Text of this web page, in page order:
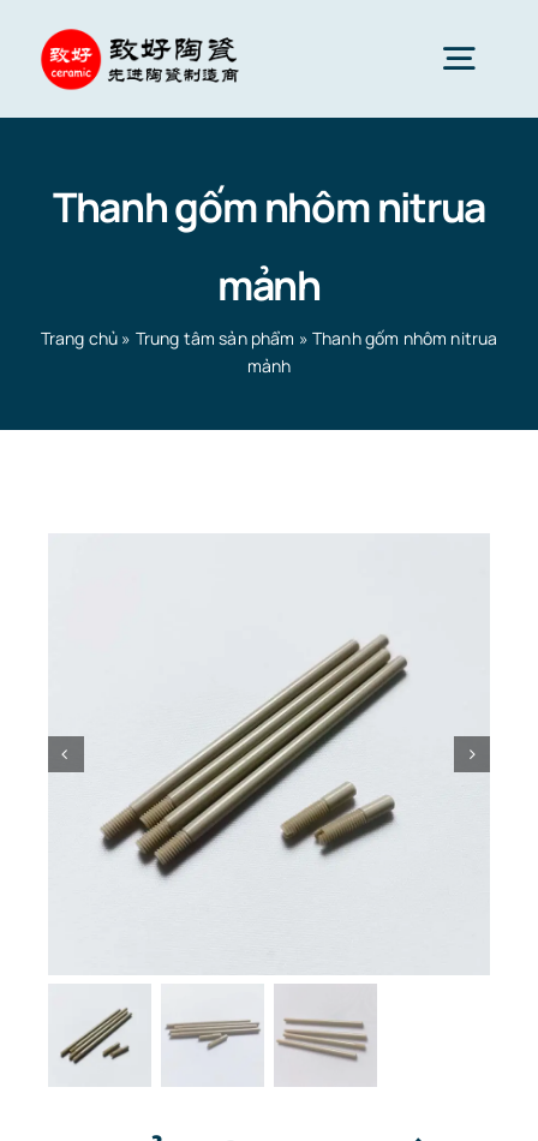
content
Dịch vụ
Ứng dụng gốm sứ
Thanh gốm nhôm nitrua
mảnh
Trang chủ » Trung tâm sản phẩm » Thanh gốm nhôm nitrua
mảnh